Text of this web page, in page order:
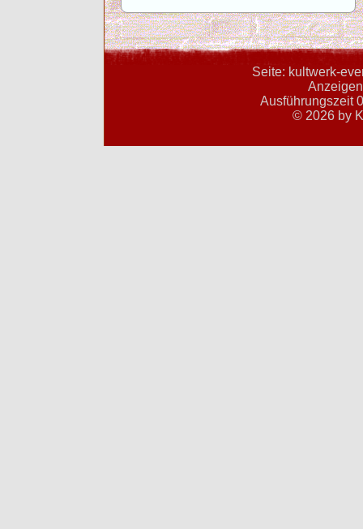
Seite: kultwerk-
Ausführungszeit
© 2026 by